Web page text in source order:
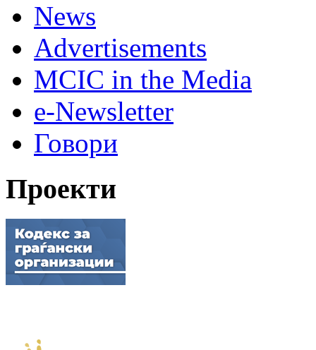
News
Advertisements
MCIC in the Media
e-Newsletter
Говори
Проекти